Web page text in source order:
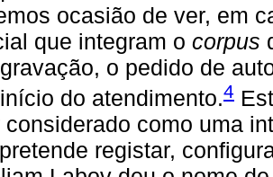
ocasião de ver, em
que integram o corpus
o pedido de
do atendimento.4
considerado como uma
registar,